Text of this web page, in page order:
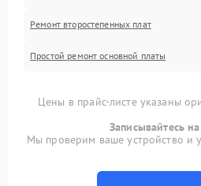
Ремонт второстепенных плат
Простой ремонт основной платы
Цены в прайс-листе указаны
Записывайтесь
Мы проверим ваше устройство и